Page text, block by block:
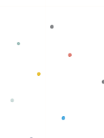
Baca selengkapnya